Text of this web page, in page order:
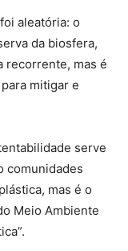
aleatória: o
da biosfera,
recorrente, mas é
mitigar e
serve
comunidades
mas é o
Meio Ambiente